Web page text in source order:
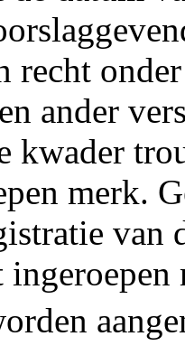
recht
ander
kwader
merk.
van